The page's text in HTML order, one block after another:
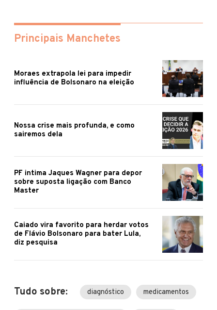
Principais Manchetes
Moraes extrapola lei para impedir
influência de Bolsonaro na eleição
Nossa crise mais profunda, e como
sairemos dela
PF intima Jaques Wagner para depor
sobre suposta ligação com Banco
Master
Caiado vira favorito para herdar votos
de Flávio Bolsonaro para bater Lula,
diz pesquisa
Tudo sobre: diagnóstico medicamentos